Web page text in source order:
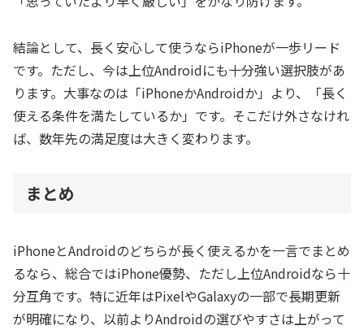
結論として、長く安心して使うならiPhoneが一歩リード
です。ただし、今は上位Androidにも十分強い選択肢があ
ります。大事なのは「iPhoneかAndroidか」より、「長く
使える条件を満たしているか」です。そこだけ外さなけれ
ば、数年先の満足度は大きく変わります。
まとめ
iPhoneとAndroidのどちらが長く使えるかを一言でまとめ
るなら、総合ではiPhone優勢、ただし上位Androidなら十
分互角です。特に近年はPixelやGalaxyの一部で長期更新
が明確になり、以前よりAndroidの選びやすさは上がって